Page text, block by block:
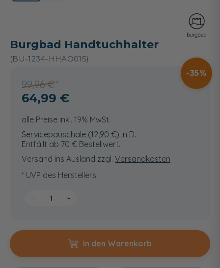
Burgbad Handtuchhalter
(BU-1234-HHAO015)
99,96 €
35
64,99 €
alle Preise inkl. 19% MwSt.
Servicepauschale (12,90 €) in D.
Entfällt ab 70 € Bestellwert.
Versand ins Ausland zzgl. Versandkosten
* UVP des Herstellers
+
In den Warenkorb